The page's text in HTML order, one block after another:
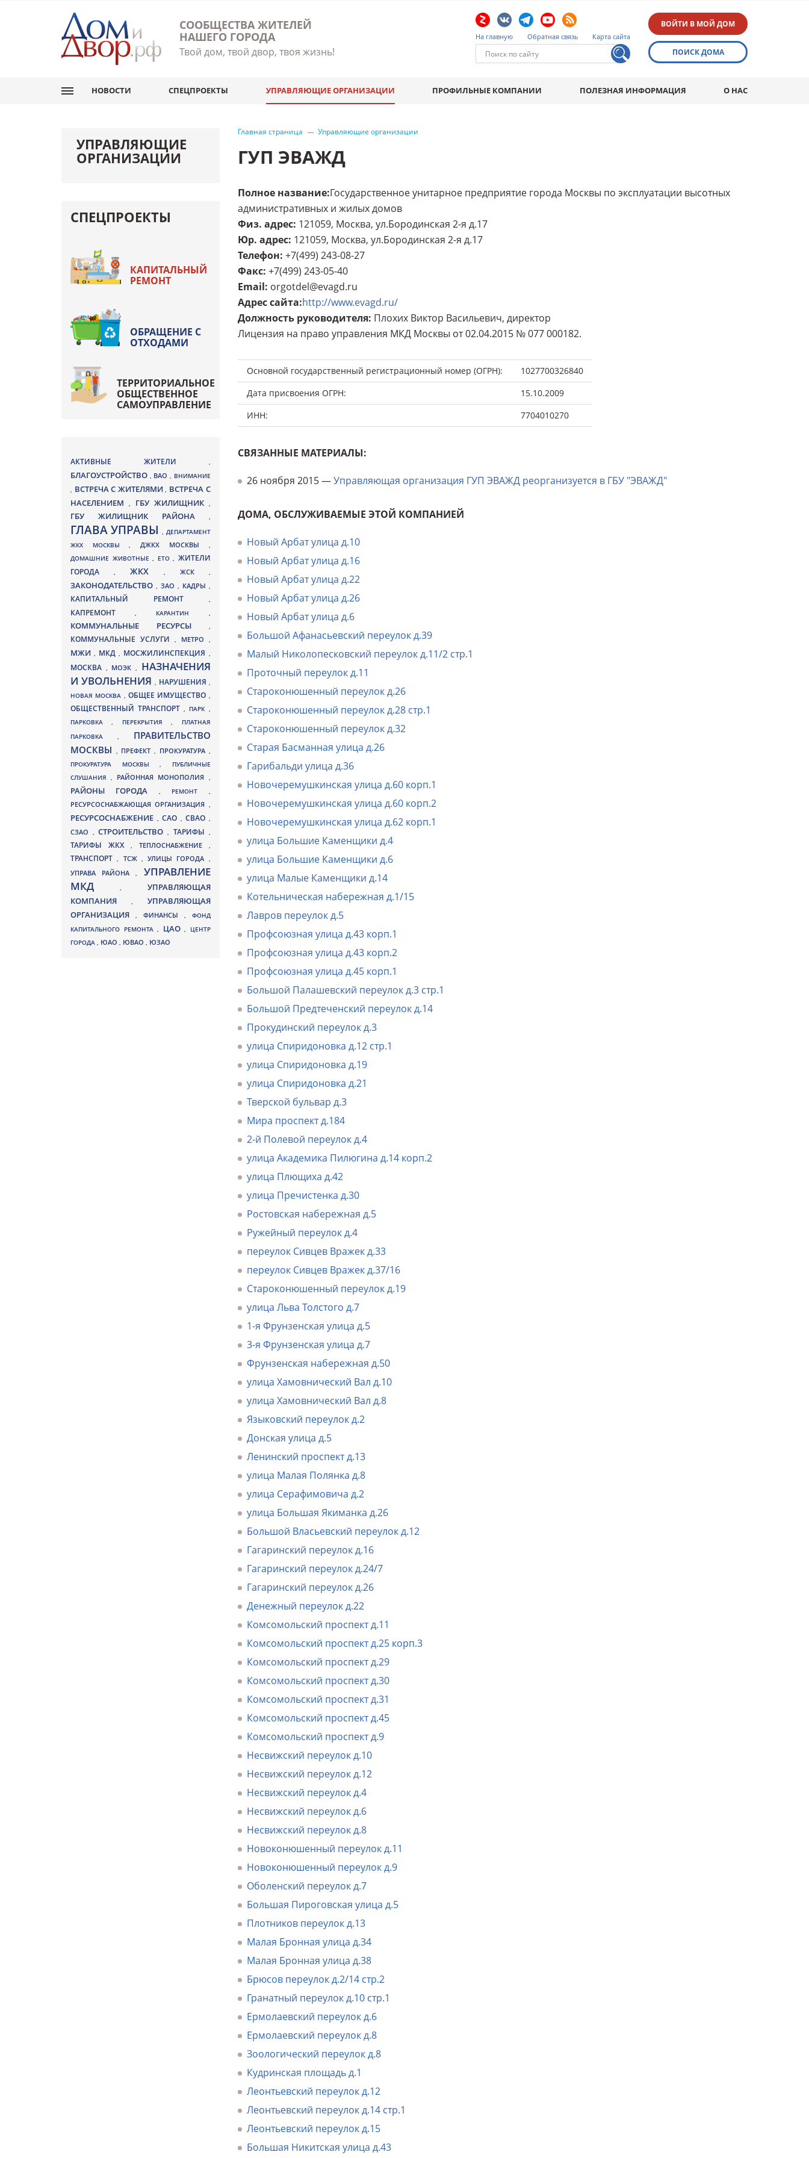
СООБЩЕСТВА ЖИТЕЛЕЙ
НАШЕГО ГОРОДА
Твой дом, твой двор, твоя жизнь!
На главную Обратная связь Карта сайта
ВОЙТИ В МОЙ ДОМ
ПОИСК ДОМА
НОВОСТИ СПЕЦПРОЕКТЫ УПРАВЛЯЮЩИЕ ОРГАНИЗАЦИИ ПРОФИЛЬНЫЕ КОМПАНИИ ПОЛЕЗНАЯ ИНФОРМАЦИЯ О НАС
Главная страница Управляющие организации
ГУП ЭВАЖД
Полное название:Государственное унитарное предприятие города Москвы по эксплуатации высотных
административных и жилых домов
Физ. адрес: 121059, Москва, ул.Бородинская 2-я д.17
Юр. адрес: 121059, Москва, ул.Бородинская 2-я д.17
Телефон: +7(499) 243-08-27
Факс: +7(499) 243-05-40
Email: orgotdel@evagd.ru
Адрес сайта:http://www.evagd.ru/
Должность руководителя: Плохих Виктор Васильевич, директор
Лицензия на право управления МКД Москвы от 02.04.2015 № 077 000182.
Основной государственный регистрационный номер (ОГРН):
1027700326840
Дата присвоения ОГРН:
15.10.2009
ИНН:
7704010270
СВЯЗАННЫЕ МАТЕРИАЛЫ:
26 ноября 2015 —Управляющая организация ГУП ЭВАЖД реорганизуется в ГБУ "ЭВАЖД"
ДОМА, ОБСЛУЖИВАЕМЫЕ ЭТОЙ КОМПАНИЕЙ
Новый Арбат улица д.10
Новый Арбат улица д.16
Новый Арбат улица д.22
Новый Арбат улица д.26
Новый Арбат улица д.6
Большой Афанасьевский переулок д.39
Малый Николопесковский переулок д.11/2 стр.1
Проточный переулок д.11
Староконюшенный переулок д.26
Староконюшенный переулок д.28 стр.1
Староконюшенный переулок д.32
Старая Басманная улица д.26
Гарибальди улица д.36
Новочеремушкинская улица д.60 корп.1
Новочеремушкинская улица д.60 корп.2
Новочеремушкинская улица д.62 корп.1
улица Большие Каменщики д.4
улица Большие Каменщики д.6
улица Малые Каменщики д.14
Котельническая набережная д.1/15
Лавров переулок д.5
Профсоюзная улица д.43 корп.1
Профсоюзная улица д.43 корп.2
Профсоюзная улица д.45 корп.1
Большой Палашевский переулок д.3 стр.1
Большой Предтеченский переулок д.14
Прокудинский переулок д.3
улица Спиридоновка д.12 стр.1
улица Спиридоновка д.19
улица Спиридоновка д.21
Тверской бульвар д.3
Мира проспект д.184
2-й Полевой переулок д.4
улица Академика Пилюгина д.14 корп.2
улица Плющиха д.42
улица Пречистенка д.30
Ростовская набережная д.5
Ружейный переулок д.4
переулок Сивцев Вражек д.33
переулок Сивцев Вражек д.37/16
Староконюшенный переулок д.19
улица Льва Толстого д.7
1-я Фрунзенская улица д.5
3-я Фрунзенская улица д.7
Фрунзенская набережная д.50
улица Хамовнический Вал д.10
улица Хамовнический Вал д.8
Языковский переулок д.2
Донская улица д.5
Ленинский проспект д.13
улица Малая Полянка д.8
улица Серафимовича д.2
улица Большая Якиманка д.26
Большой Власьевский переулок д.12
Гагаринский переулок д.16
Гагаринский переулок д.24/7
Гагаринский переулок д.26
Денежный переулок д.22
Комсомольский проспект д.11
Комсомольский проспект д.25 корп.3
Комсомольский проспект д.29
Комсомольский проспект д.30
Комсомольский проспект д.31
Комсомольский проспект д.45
Комсомольский проспект д.9
Несвижский переулок д.10
Несвижский переулок д.12
Несвижский переулок д.4
Несвижский переулок д.6
Несвижский переулок д.8
Новоконюшенный переулок д.11
Новоконюшенный переулок д.9
Оболенский переулок д.7
Большая Пироговская улица д.5
Плотников переулок д.13
Малая Бронная улица д.34
Малая Бронная улица д.38
Брюсов переулок д.2/14 стр.2
Гранатный переулок д.10 стр.1
Ермолаевский переулок д.6
Ермолаевский переулок д.8
Зоологический переулок д.8
Кудринская площадь д.1
Леонтьевский переулок д.12
Леонтьевский переулок д.14 стр.1
Леонтьевский переулок д.15
Большая Никитская улица д.43
УПРАВЛЯЮЩИЕ
ОРГАНИЗАЦИИ
СПЕЦПРОЕКТЫ
КАПИТАЛЬНЫЙ
РЕМОНТ
ОБРАЩЕНИЕ С
ОТХОДАМИ
ТЕРРИТОРИАЛЬНОЕ
ОБЩЕСТВЕННОЕ
САМОУПРАВЛЕНИЕ
АКТИВНЫЕ ЖИТЕЛИ ,
БЛАГОУСТРОЙСТВО , ВАО , ВНИМАНИЕ
, ВСТРЕЧА С ЖИТЕЛЯМИ, ВСТРЕЧА С
НАСЕЛЕНИЕМ
, ГБУ ЖИЛИЩНИК ,
ГБУ ЖИЛИЩНИК РАЙОНА ,
ГЛАВА УПРАВЫ, ДЕПАРТАМЕНТ
ЖКХ МОСКВЫ,ДЖКХ МОСКВЫ ,
ДОМАШНИЕ ЖИВОТНЫЕ , ЕТО , ЖИТЕЛИ
ГОРОДА
, ЖКХ , ЖСК ,
ЗАКОНОДАТЕЛЬСТВО , ЗАО , КАДРЫ ,
КАПИТАЛЬНЫЙ РЕМОНТ ,
КАПРЕМОНТ , КАРАНТИН ,
КОММУНАЛЬНЫЕ РЕСУРСЫ ,
КОММУНАЛЬНЫЕ УСЛУГИ , МЕТРО ,
МЖИ, МКД , МОСЖИЛИНСПЕКЦИЯ ,
МОСКВА , МОЭК ,
НАЗНАЧЕНИЯ
И УВОЛЬНЕНИЯ , НАРУШЕНИЯ ,
НОВАЯ МОСКВА , ОБЩЕЕ ИМУЩЕСТВО ,
ОБЩЕСТВЕННЫЙ ТРАНСПОРТ, ПАРК ,
ПАРКОВКА, ПЕРЕКРЫТИЯ,
ПЛАТНАЯ
ПАРКОВКА ,
ПРАВИТЕЛЬСТВО
МОСКВЫ , ПРЕФЕКТ, ПРОКУРАТУРА ,
ПРОКУРАТУРА МОСКВЫ ,
ПУБЛИЧНЫЕ
СЛУШАНИЯ, РАЙОННАЯ МОНОПОЛИЯ ,
РАЙОНЫ ГОРОДА , РЕМОНТ ,
РЕСУРСОСНАБЖАЮЩАЯ ОРГАНИЗАЦИЯ ,
РЕСУРСОСНАБЖЕНИЕ , САО , СВАО ,
СЗАО ,СТРОИТЕЛЬСТВО, ТАРИФЫ ,
ТАРИФЫ ЖКХ , ТЕПЛОСНАБЖЕНИЕ ,
ТРАНСПОРТ, ТСЖ , УЛИЦЫ ГОРОДА ,
УПРАВА РАЙОНА, УПРАВЛЕНИЕ
МКД, УПРАВЛЯЮЩАЯ
КОМПАНИЯ
, УПРАВЛЯЮЩАЯ
ОРГАНИЗАЦИЯ
, ФИНАНСЫ , ФОНД
КАПИТАЛЬНОГО РЕМОНТА , ЦАО ,
ЦЕНТР
ГОРОДА , ЮАО , ЮВАО , ЮЗАО